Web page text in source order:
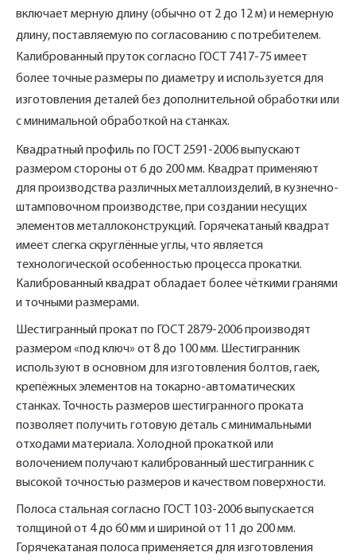
включает мерную длину (обычно от 2 до 12 м) и немерную
длину, поставляемую по согласованию с потребителем.
Калиброванный пруток согласно ГОСТ 7417-75 имеет
более точные размеры по диаметру и используется для
изготовления деталей без дополнительной обработки или
с минимальной обработкой на станках.
Квадратный профиль по ГОСТ 2591-2006 выпускают
размером стороны от 6 до 200 мм. Квадрат применяют
для производства различных металлоизделий, в кузнечно-
штамповочном производстве, при создании несущих
элементов металлоконструкций. Горячекатаный квадрат
имеет слегка скруглённые углы, что является
технологической особенностью процесса прокатки.
Калиброванный квадрат обладает более чёткими гранями
и точными размерами.
Шестигранный прокат по ГОСТ 2879-2006 производят
размером «под ключ» от 8 до 100 мм. Шестигранник
используют в основном для изготовления болтов, гаек,
крепёжных элементов на токарно-автоматических
станках. Точность размеров шестигранного проката
позволяет получить готовую деталь с минимальными
отходами материала. Холодной прокаткой или
волочением получают калиброванный шестигранник с
высокой точностью размеров и качеством поверхности.
Полоса стальная согласно ГОСТ 103-2006 выпускается
толщиной от 4 до 60 мм и шириной от 11 до 200 мм.
Горячекатаная полоса применяется для изготовления